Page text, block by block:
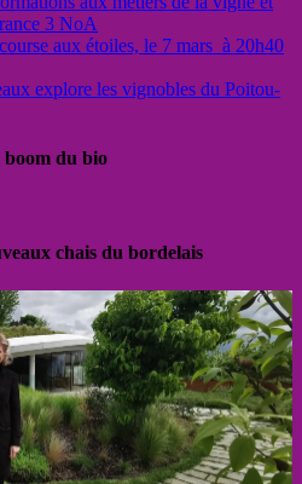
3 NoA
aux étoiles, le 7 mars à 20h40
explore les vignobles du Poitou-
boom du bio
chais du bordelais